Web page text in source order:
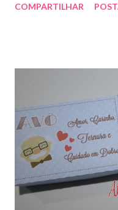
enfeitar sua festa!!!
COMPARTILHAR